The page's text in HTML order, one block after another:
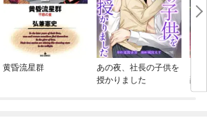
黄昏流星群
あの夜、社長の子供を
授かりました
爵
い